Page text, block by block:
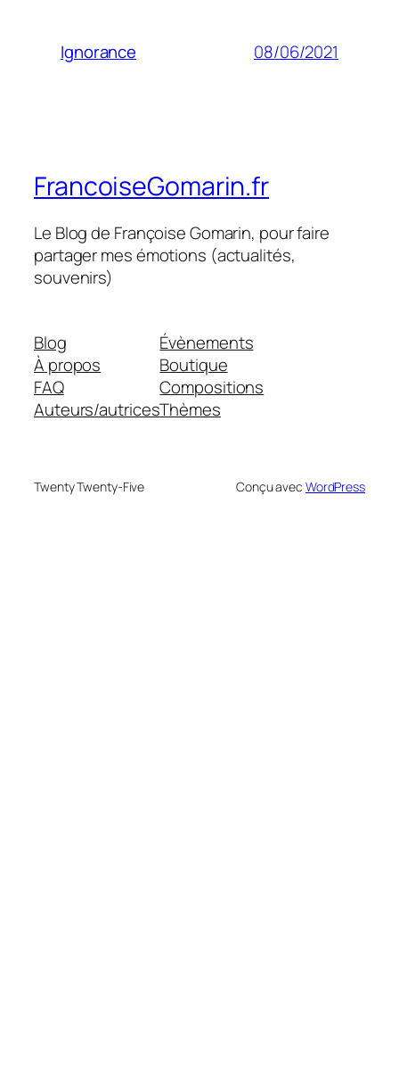
Ignorance 08/06/2021
FrancoiseGomarin.fr
Le Blog de Françoise Gomarin, pour faire
partager mes émotions (actualités,
souvenirs)
Blog
À propos
FAQ
Auteurs/autrices
Évènements
Boutique
Compositions
Thèmes
Twenty Twenty-Five Conçu avec WordPress